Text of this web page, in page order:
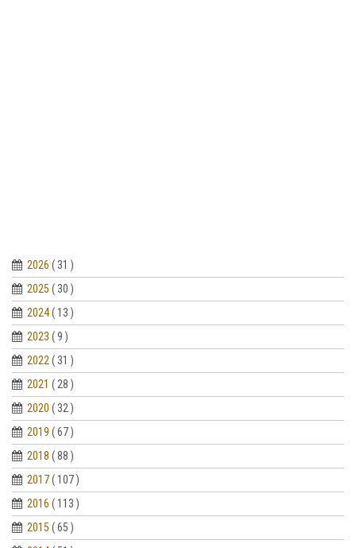
2026 ( 31 )
2025 ( 30 )
2024( 13 )
2023 ( 9 )
2022 ( 31 )
2021 ( 28 )
2020 ( 32 )
2019 ( 67 )
2018 ( 88 )
2017( 107 )
2016 ( 113 )
2015 ( 65 )